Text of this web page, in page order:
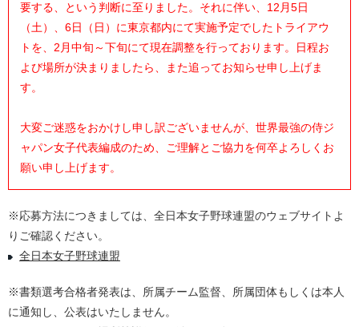
要する、という判断に至りました。それに伴い、12月5日
（土）、6日（日）に東京都内にて実施予定でしたトライアウ
トを、2月中旬～下旬にて現在調整を行っております。日程お
よび場所が決まりましたら、また追ってお知らせ申し上げま
す。
大変ご迷惑をおかけし申し訳ございませんが、世界最強の侍ジ
ャパン女子代表編成のため、ご理解とご協力を何卒よろしくお
願い申し上げます。
※応募方法につきましては、全日本女子野球連盟のウェブサイトよ
りご確認ください。
全日本女子野球連盟
※書類選考合格者発表は、所属チーム監督、所属団体もしくは本人
に通知し、公表はいたしません。